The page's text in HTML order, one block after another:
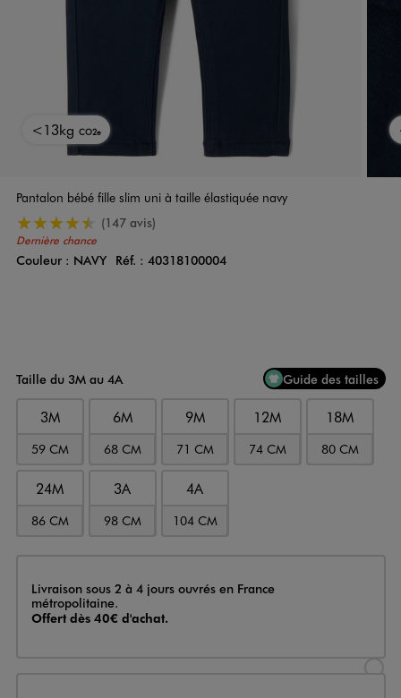
<13kg CO2e
Pantalon bébé fille slim uni à taille élastiquée navy
Dernière chance
4.5/5 de moyenne
(147 avis)
Couleur
Couleur : NAVY Réf. : 40318100004
Taille du 3M au 4A Guide des tailles
3M
59 CM
6M
68 CM
9M
71 CM
12M
74 CM
18M
80 CM
24M
86 CM
3A
98 CM
4A
104 CM
Livraison
Livraison sous 2 à 4 jours ouvrés en France
métropolitaine.
Offert dès 40€ d'achat.